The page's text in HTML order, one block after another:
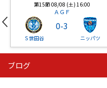
第15節 08/08 (土) 16:00
ＡＧＦ
Ｓ世田谷
0-3
ニッパツ
ニッパツ
ブログ